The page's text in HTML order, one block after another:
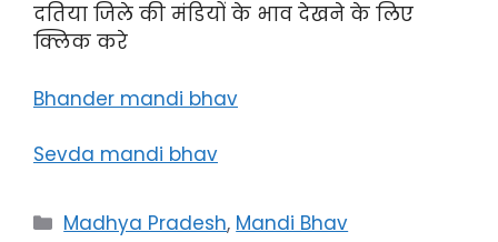
दतिया जिले की मंडियों के भाव देखने के लिए
क्लिक करे
Bhander mandi bhav
Sevda mandi bhav
Categories
Madhya Pradesh, Mandi Bhav